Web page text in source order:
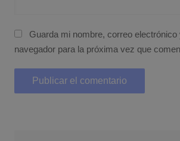
Guarda mi nombre, correo
navegador para la próxima vez que